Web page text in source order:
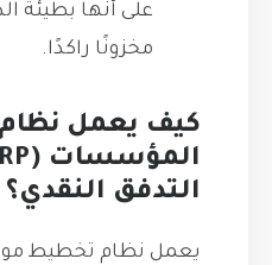
على أنها بطيئة
مخزونًا راكدًا.
كيف يعمل
التدفق النقدي؟